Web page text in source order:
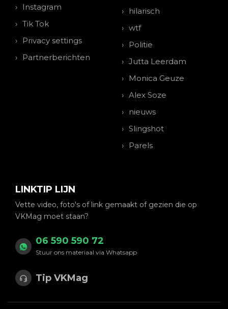
Instagram
Tik Tok
Privacy settings
Partnerberichten
hilarisch
wtf
Politie
Jutta Leerdam
Monica Geuze
Alex Soze
nieuws
Slingshot
Parels
LINKTIP LIJN
Vette video, foto's of link gemaakt of gezien die op
VKMag moet staan?
06 590 590 72
Stuur ons materiaal via Whatsapp
Tip VKMag